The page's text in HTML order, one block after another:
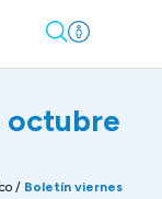
octubre
/ Boletín viernes